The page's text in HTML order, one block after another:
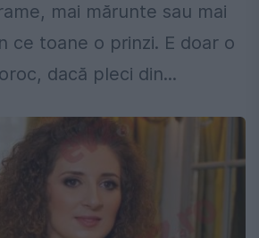
mai mărunte sau mai
ce toane o prinzi. E doar o
dacă pleci din...